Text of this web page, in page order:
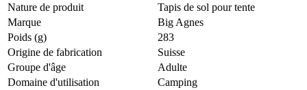
Nature de produit
Tapis de sol pour tente
Marque
Big Agnes
Poids (g)
283
Origine de fabrication
Suisse
Groupe d'âge
Adulte
Domaine d'utilisation
Camping